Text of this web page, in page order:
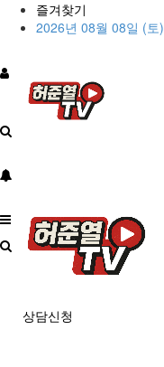
즐겨찾기
2026년 08월 08일 (토)
상담신청